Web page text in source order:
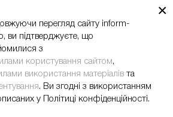
×
перегляд сайту inform-
ви підтверджуєте, що
з
користування сайтом,
використання матеріалів та
. Ви згодні з використанням
у Політиці конфіденційності.